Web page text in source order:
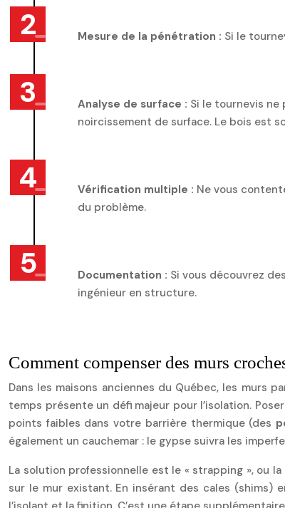
Mesure de la pénétration : Si le
Analyse de surface : Si le tournevis ne
noircissement de surface. Le bois est
Vérification multiple : Ne vous
du problème.
Documentation : Si vous découvrez
ingénieur en structure.
Comment compenser des murs
Dans les maisons anciennes du Québec, les murs
temps présente un défi majeur pour l’isolation.
points faibles dans votre barrière thermique (des
également un cauchemar : le gypse suivra les
La solution professionnelle est le « strapping », ou
sur le mur existant. En insérant des cales (shims)